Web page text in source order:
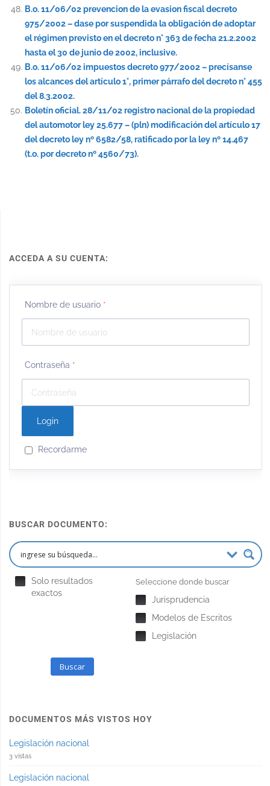
B.o. 11/06/02 prevencion de la evasion fiscal decreto
975/2002 – dase por suspendida la obligación de adoptar
el régimen previsto en el decreto n° 363 de fecha 21.2.2002
hasta el 30 de junio de 2002, inclusive.
B.o. 11/06/02 impuestos decreto 977/2002 – precísanse
los alcances del artículo 1°, primer párrafo del decreto n° 455
del 8.3.2002.
Boletín oficial. 28/11/02 registro nacional de la propiedad
del automotor ley 25.677 – (pln) modificación del artículo 17
del decreto ley nº 6582/58, ratificado por la ley nº 14.467
(t.o. por decreto nº 4560/73).
ACCEDA A SU CUENTA:
Nombre de usuario *
Contraseña *
Recordarme
BUSCAR DOCUMENTO:
Solo resultados
exactos
Seleccione donde buscar
Jurisprudencia
Modelos de Escritos
Legislación
Buscar
DOCUMENTOS MÁS VISTOS HOY
Legislación nacional
3 vistas
Legislación nacional